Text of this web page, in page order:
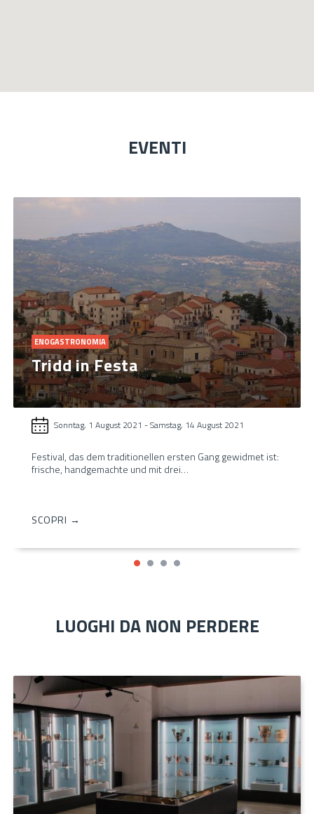
EVENTI
ENOGASTRONOMIA
Tridd in Festa
Sonntag, 1 August 2021 -Samstag, 14 August 2021
Festival, das dem traditionellen ersten Gang gewidmet ist:
frische, handgemachte und mit drei…
SCOPRI →
LUOGHI DA NON PERDERE